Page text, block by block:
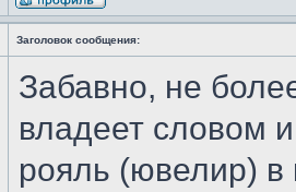
Заголовок сообщения:
Забавно, не
владеет словом
рояль (ювелир) в